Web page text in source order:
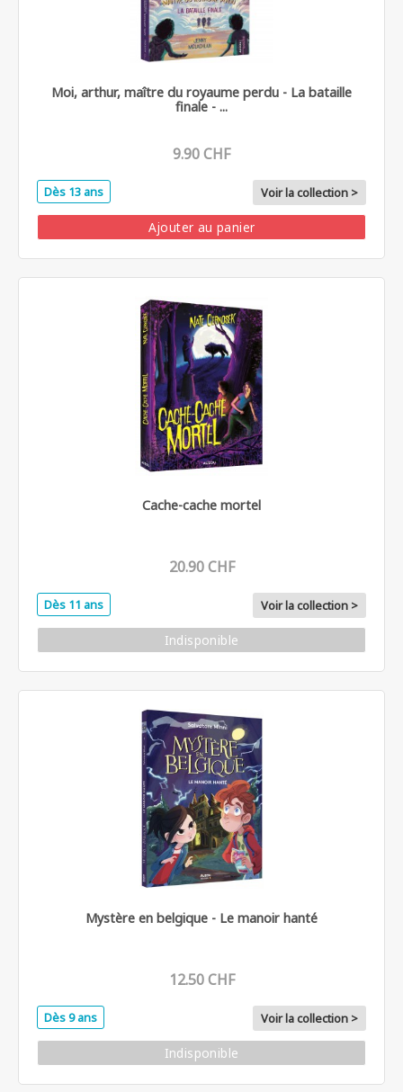
Moi, arthur, maître du royaume perdu - La bataille
finale - ...
9.90 CHF
Dès 13 ans Voir la collection >
Ajouter au panier
Cache-cache mortel
20.90 CHF
Dès 11 ans Voir la collection >
Indisponible
Mystère en belgique - Le manoir hanté
12.50 CHF
Dès 9 ans Voir la collection >
Indisponible